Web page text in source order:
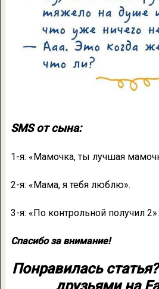
SMS от сына:
1-я: «Мамочка, ты лучшая
2-я: «Мама, я тебя люблю».
3-я: «По контрольной получил 2».
Спасибо за внимание!
Понравилась